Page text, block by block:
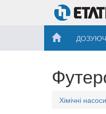
Хімічні насоси